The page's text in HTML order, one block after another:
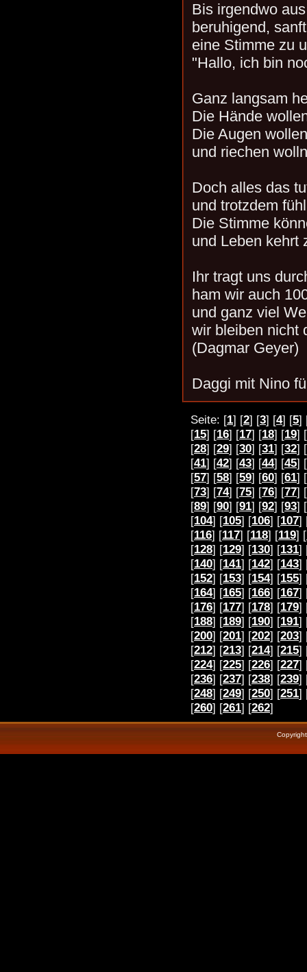
Bis irgendwo
beruhigend,
eine Stimme zu
"Hallo, ich bin
Ganz langsam
Die Hände
Die Augen
und riechen
Doch alles das
und trotzdem
Die Stimme
und Leben kehrt
Ihr tragt uns
ham wir auch
und ganz viel
wir bleiben nicht
(Dagmar Geyer)
Daggi mit Nino
Seite: [1] [2] [3] [4] [5]
[15] [16] [17] [18] [19] [
[28] [29] [30] [31] [32] [
[41] [42] [43] [44] [45] [
[57] [58] [59] [60] [61] [
[73] [74] [75] [76] [77] [
[89] [90] [91] [92] [93] [
[104] [105] [106] [107]
[116] [117] [118] [119] [
[128] [129] [130] [131]
[140] [141] [142] [143]
[152] [153] [154] [155]
[164] [165] [166] [167]
[176] [177] [178] [179]
[188] [189] [190] [191]
[200] [201] [202] [203]
[212] [213] [214] [215]
[224] [225] [226] [227]
[236] [237] [238] [239]
[248] [249] [250] [251]
[260] [261] [262]